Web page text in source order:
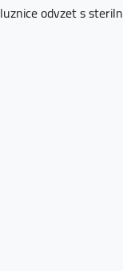
odvzet s